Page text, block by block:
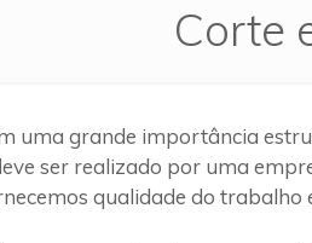
Corte
uma grande importância
ser realizado por uma
qualidade do trabalho